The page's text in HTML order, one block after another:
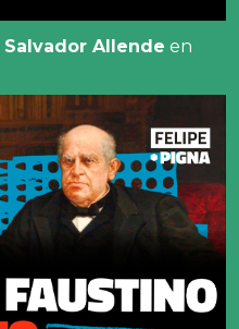
Salvador Allende en